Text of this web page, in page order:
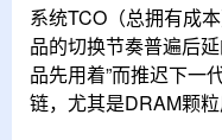
系统TCO（总拥有成
品的切换节奏普遍后
品先用着”而推迟下一
链，尤其是DRAM颗粒